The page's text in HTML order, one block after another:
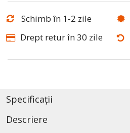
Schimb în 1-2 zile
Drept retur în 30 zile
Specificații
Descriere